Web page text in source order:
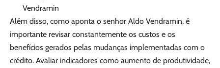
Vendramin
Além disso, como aponta o senhor Aldo Vendramin, é
importante revisar constantemente os custos e os
benefícios gerados pelas mudanças implementadas com o
crédito. Avaliar indicadores como aumento de produtividade,